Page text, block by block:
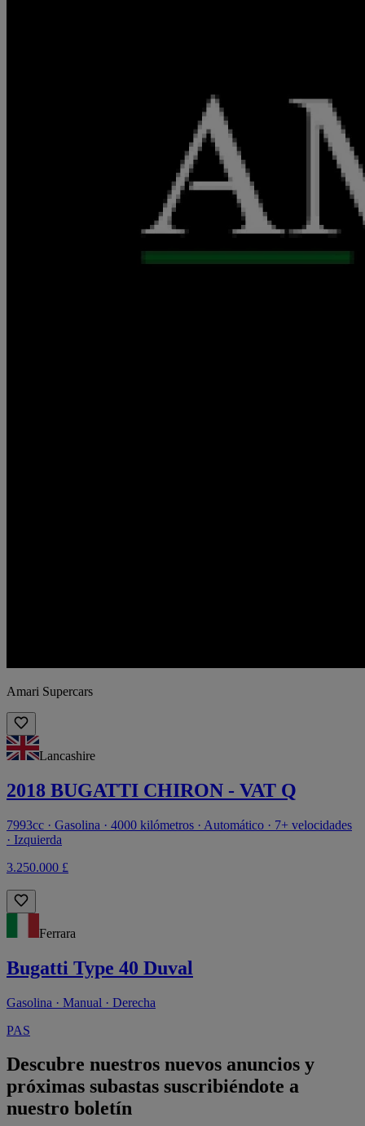
Amari Supercars
Lancashire
2018 BUGATTI CHIRON - VAT Q
7993cc · Gasolina · 4000 kilómetros · Automático · 7+ velocidades
· Izquierda
3.250.000 £
Ferrara
Bugatti Type 40 Duval
Gasolina · Manual · Derecha
PAS
Descubre nuestros nuevos anuncios y
próximas subastas suscribiéndote a
nuestro boletín